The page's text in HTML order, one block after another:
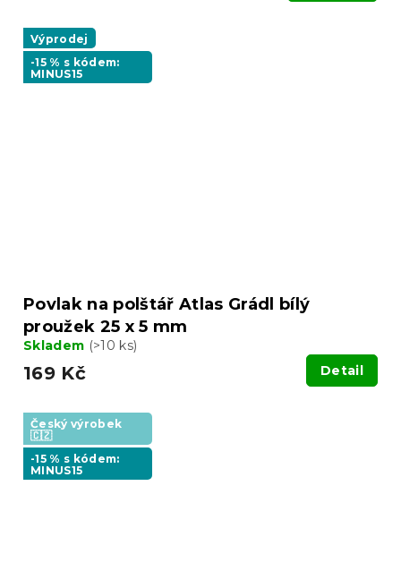
Výprodej
-15 % s kódem:
MINUS15
Povlak na polštář Atlas Grádl bílý
proužek 25 x 5 mm
Skladem (>10 ks)
169 Kč Detail
Český výrobek
🇨🇿
-15 % s kódem:
MINUS15